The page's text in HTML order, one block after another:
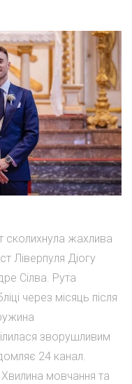
сколихнула жахлива
Ліверпуля Діогу
Сілва. Рута
через місяць після
зворушливим
24 канал.
мовчання та